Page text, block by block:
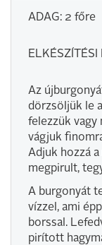
ADAG: 2 főre
ELKÉSZÍTÉSI
Az
dörzsöljük le
felezzük vagy
vágjuk
Adjuk hozzá
megpirult,
A burgonyát
vízzel, ami
borssal.
pirított